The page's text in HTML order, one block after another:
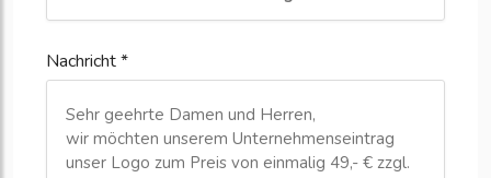
Nachricht *